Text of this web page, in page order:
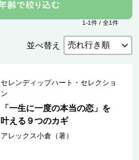
1-1件 / 全1件
並べ替え
セレンディップハート・セレクショ
ン
「一生に一度の本当の恋」を
叶える９つのカギ
アレックス小倉（著）